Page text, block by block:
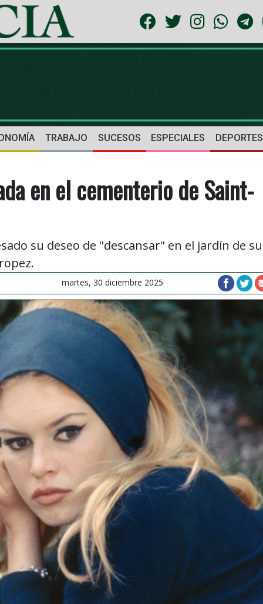
TRABAJO SUCESOS ESPECIALES DEPORTES
en el cementerio de Saint-
su deseo de "descansar" en el jardín de su
martes, 30 diciembre 2025